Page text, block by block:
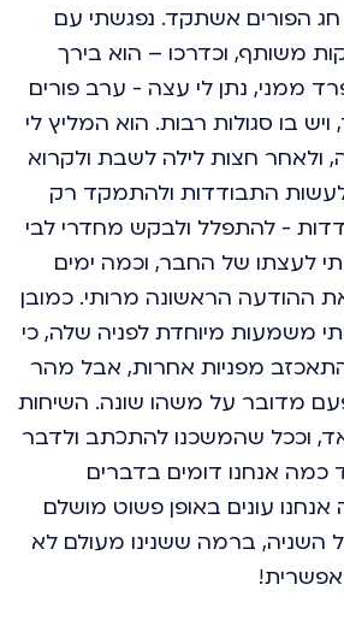
חג הפורים אשתקד. נפגשתי עם
משותף, וכדרכו – הוא בירך
ממני, נתן לי עצה - ערב פורים
בו סגולות רבות. הוא המליץ לי
ולאחר חצות לילה לשבת ולקרוא
התבודדות ולהתמקד רק
- להתפלל ולבקש מחדרי לבי
לעצתו של החבר, וכמה ימים
ההודעה הראשונה מרותי. כמובן
משמעות מיוחדת לפניה שלה, כי
מפניות אחרות, אבל מהר
מדובר על משהו שונה. השיחות
וככל שהמשכנו להתכתב ולדבר
כמה אנחנו דומים בדברים
עונים באופן פשוט מושלם
השניה, ברמה ששנינו מעולם לא